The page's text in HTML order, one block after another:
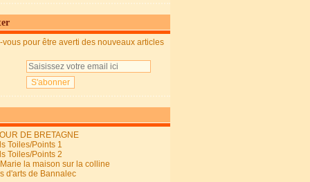
vous pour être averti des nouveaux articles
DE BRETAGNE
Toiles/Points 1
Toiles/Points 2
la maison sur la colline
d'arts de Bannalec